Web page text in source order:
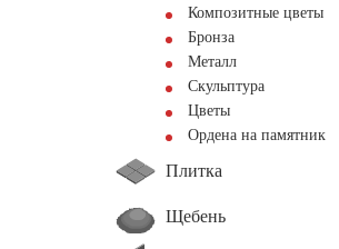
Композитные цветы
Бронза
Металл
Скульптура
Цветы
Ордена на памятник
Плитка
Щебень